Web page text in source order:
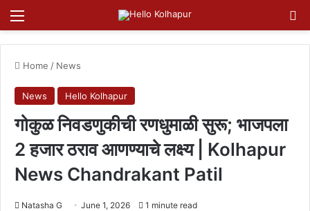
Menu
Home / News
News Hello Kolhapur
गोकुळ निवडणुकीची रणधुमाळी सुरू; भाजपला
2 हजार ठराव आणण्याचे लक्ष्य | Kolhapur
News Chandrakant Patil
Natasha G June 1, 2026 1 minute read